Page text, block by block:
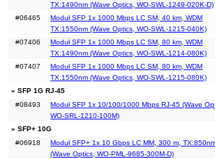
TX:1490nm (Wave Optics, WO-SWL-1249-020K-D)
#06465
Moduł SFP 1x 1000 Mbps LC SM, 40 km, WDM
TX:1550nm (Wave Optics, WO-SWL-1215-040K)
#07406
Moduł SFP 1x 1000 Mbps LC SM, 80 km, WDM
TX:1490nm (Wave Optics, WO-SWL-1214-080K)
#07407
Moduł SFP 1x 1000 Mbps LC SM, 80 km, WDM
TX:1550nm (Wave Optics, WO-SWL-1215-080K)
» SFP 1G RJ-45
#08493
Moduł SFP 1x 10/100/1000 Mbps RJ-45 (Wave
WO-SRL-1210-100M)
» SFP+ 10G
#06918
Moduł SFP+ 1x 10 Gbps LC MM, 300 m,
(Wave Optics, WO-PML-9685-300M-D)